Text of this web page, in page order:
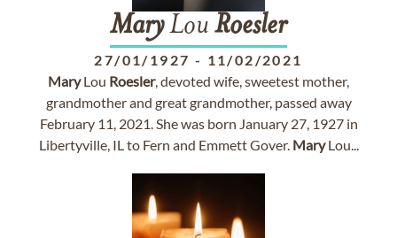
MaryLou Roesler
27/01/1927 - 11/02/2021
MaryLou Roesler, devoted wife, sweetest mother,
grandmother and great grandmother, passed away
February 11, 2021. She was born January 27, 1927 in
Libertyville, IL to Fern and Emmett Gover. MaryLou...